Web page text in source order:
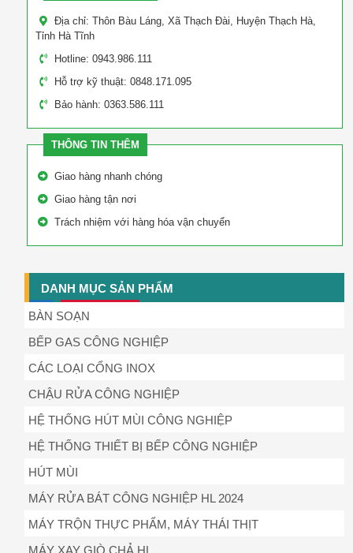
Địa chỉ: Thôn Bàu Láng, Xã Thạch Đài, Huyện Thạch Hà,
Tỉnh Hà Tĩnh
Hotline: 0943.986.111
Hỗ trợ kỹ thuật: 0848.171.095
Bảo hành: 0363.586.111
THÔNG TIN THÊM
Giao hàng nhanh chóng
Giao hàng tận nơi
Trách nhiệm với hàng hóa vận chuyển
DANH MỤC SẢN PHẨM
BÀN SOẠN
BẾP GAS CÔNG NGHIỆP
CÁC LOẠI CỔNG INOX
CHẬU RỬA CÔNG NGHIỆP
HỆ THỐNG HÚT MÙI CÔNG NGHIỆP
HỆ THỐNG THIẾT BỊ BẾP CÔNG NGHIỆP
HÚT MÙI
MÁY RỬA BÁT CÔNG NGHIỆP HL 2024
MÁY TRỘN THỰC PHẨM, MÁY THÁI THỊT